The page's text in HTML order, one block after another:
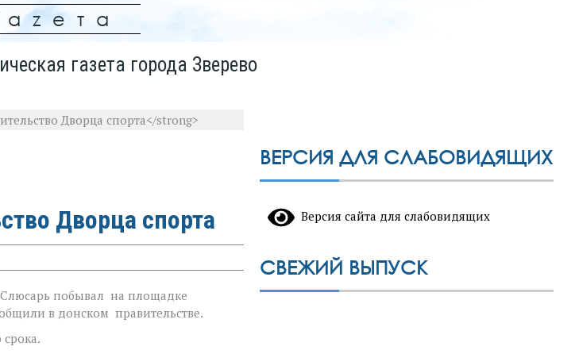
газета города Зверево
Дворца спорта</strong>
Дворца спорта
побывал на площадке
в донском правительстве.
ВЕРСИЯ ДЛЯ СЛАБОВИДЯЩИХ
Версия сайта для слабовидящих
СВЕЖИЙ ВЫПУСК